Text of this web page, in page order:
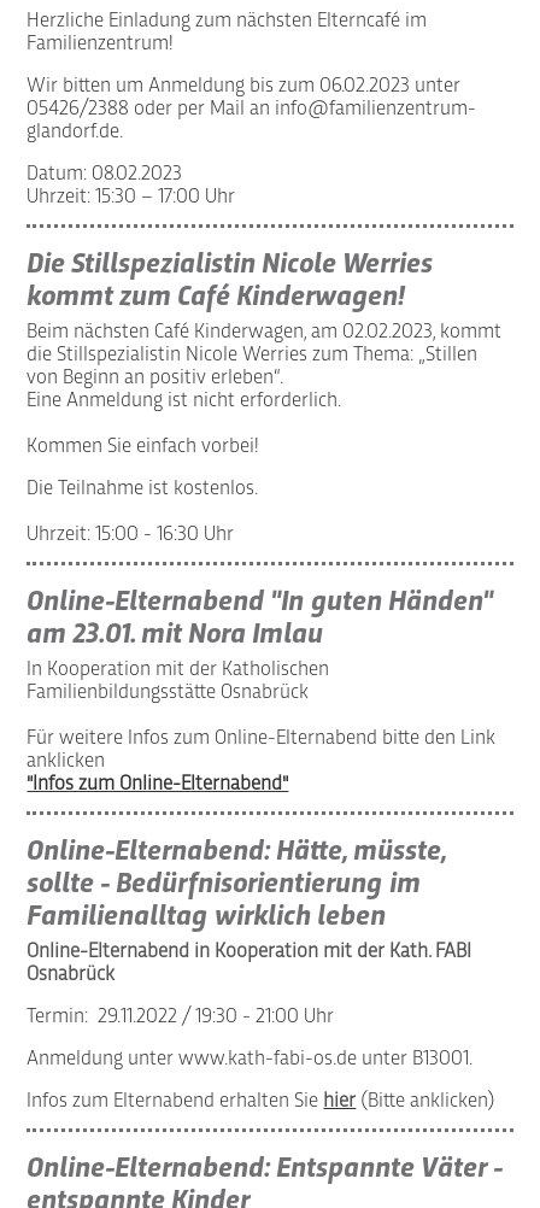
Herzliche Einladung zum nächsten Elterncafé im
Familienzentrum!
Wir bitten um Anmeldung bis zum 06.02.2023 unter
05426/2388 oder per Mail an info@familienzentrum-
glandorf.de.
Datum: 08.02.2023
Uhrzeit: 15:30 – 17:00 Uhr
Die Stillspezialistin Nicole Werries
kommt zum Café Kinderwagen!
Beim nächsten Café Kinderwagen, am 02.02.2023, kommt
die Stillspezialistin Nicole Werries zum Thema: „Stillen
von Beginn an positiv erleben“.
Eine Anmeldung ist nicht erforderlich.
Kommen Sie einfach vorbei!
Die Teilnahme ist kostenlos.
Uhrzeit: 15:00 - 16:30 Uhr
Online-Elternabend "In guten Händen"
am 23.01. mit Nora Imlau
In Kooperation mit der Katholischen
Familienbildungsstätte Osnabrück
Für weitere Infos zum Online-Elternabend bitte den Link
anklicken
"lnfos zum Online-Elternabend"
Online-Elternabend: Hätte, müsste,
sollte - Bedürfnisorientierung im
Familienalltag wirklich leben
Online-Elternabend in Kooperation mit der Kath. FABI
Osnabrück
Termin: 29.11.2022 / 19:30 - 21:00 Uhr
Anmeldung unterwww.kath-fabi-os.de unter B13001.
Infos zum Elternabend erhalten Sie hier (Bitte anklicken)
Online-Elternabend: Entspannte Väter -
entspannte Kinder